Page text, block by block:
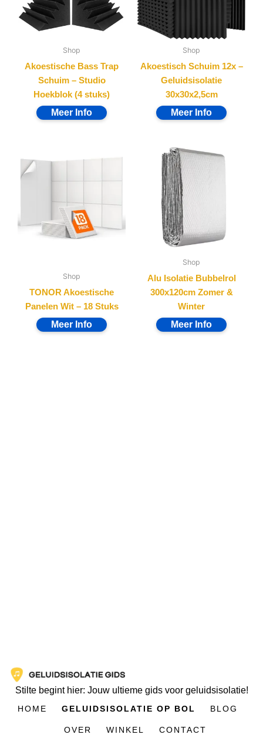
Shop
Akoestische Bass Trap
Schuim – Studio
Hoekblok (4 stuks)
Shop
Akoestisch Schuim 12x –
Geluidsisolatie
30x30x2,5cm
Shop
TONOR Akoestische
Panelen Wit – 18 Stuks
Shop
Alu Isolatie Bubbelrol
300x120cm Zomer &
Winter
Stilte begint hier: Jouw ultieme gids voor geluidsisolatie!
HOME GELUIDSISOLATIE OP BOL BLOG
OVER WINKEL CONTACT